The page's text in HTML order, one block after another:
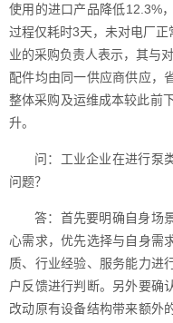
使用的进口产品降低12.3%
过程仅耗时3天，未对电厂
业的采购负责人表示，其与
配件均由同一供应商供应，
整体采购及运维成本较此前
升。
问：工业企业在进行泵
问题？
答：首先要明确自身场
心需求，优先选择与自身需
质、行业经验、服务能力进
户反馈进行判断。另外要确
改动原有设备结构带来额外